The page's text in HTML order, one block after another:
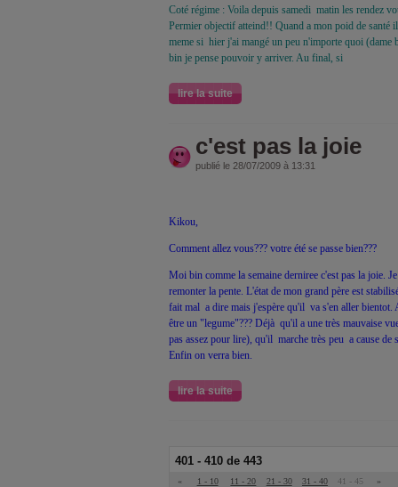
Coté régime : Voila depuis samedi matin les rendez
Permier objectif atteind!! Quand a mon poid de santé
meme si hier j'ai mangé un peu n'importe quoi (dame
bin je pense pouvoir y arriver. Au final, si
lire la suite
c'est pas la joie
publié le 28/07/2009 à 13:31
Kikou,
Comment allez vous??? votre été se passe bien???
Moi bin comme la semaine derniree c'est pas la joie.
remonter la pente. L'état de mon grand père est
fait mal a dire mais j'espère qu'il va s'en aller
être un "legume"??? Déjà qu'il a une très mauvaise
pas assez pour lire), qu'il marche très peu a cause de
Enfin on verra bien.
lire la suite
401 - 410 de 443
« 1 - 10 11 - 20 21 - 30 31 - 40 41 - 45 »